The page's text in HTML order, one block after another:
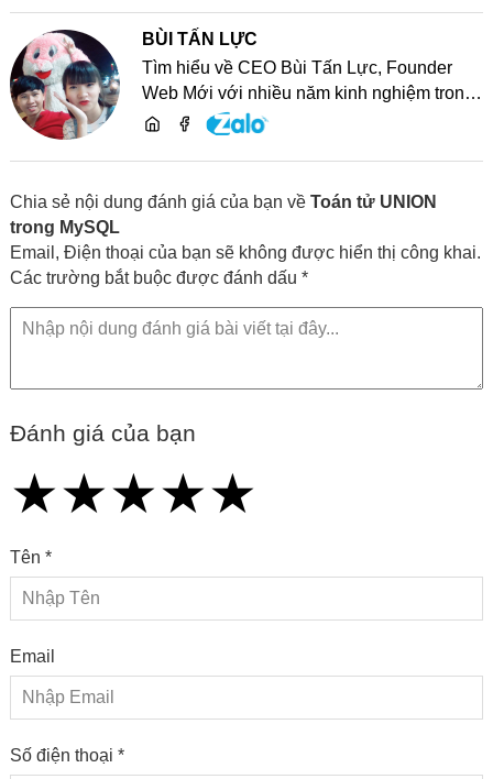
BÙI TẤN LỰC
Tìm hiểu về CEO Bùi Tấn Lực, Founder
Web Mới với nhiều năm kinh nghiệm trong
lĩnh vực phát triển website, SEO và chia sẻ
Chia sẻ nội dung đánh giá của bạn về Toán tử UNION
trong MySQL
Email, Điện thoại của bạn sẽ không được hiển thị công khai.
Các trường bắt buộc được đánh dấu *
Đánh giá của bạn
★
★★
★★★
★★★★
★★★★★
Tên *
Email
Số điện thoại *